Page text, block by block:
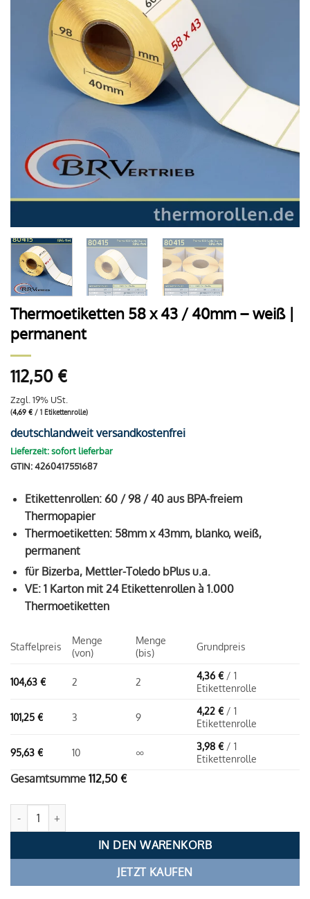
Thermoetiketten 58 x 43 / 40mm – weiß |
permanent
112,50 €
Zzgl. 19% USt.
(4,69 € / 1 Etikettenrolle)
deutschlandweit versandkostenfrei
Lieferzeit: sofort lieferbar
GTIN: 4260417551687
Etikettenrollen: 60 / 98 / 40 aus BPA-freiem
Thermopapier
Thermoetiketten: 58mm x 43mm, blanko, weiß,
permanent
für Bizerba, Mettler-Toledo bPlus u.a.
VE: 1 Karton mit 24 Etikettenrollen à 1.000
Thermoetiketten
Staffelpreis
Menge
(von)
Menge
(bis)
Grundpreis
104,63 € 2 2 4,36€ / 1
Etikettenrolle
101,25 € 3 9 4,22€ / 1
Etikettenrolle
95,63 € 10 ∞ 3,98€ / 1
Etikettenrolle
Gesamtsumme 112,50 €
Thermoetiketten 58 x 43 / 40mm - weiß | permanent Menge
IN DEN WARENKORB
JETZT KAUFEN